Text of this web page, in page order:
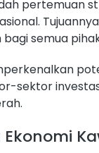
pertemuan
semua
sektor